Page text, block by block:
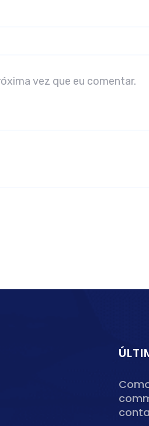
vez que eu comentar.